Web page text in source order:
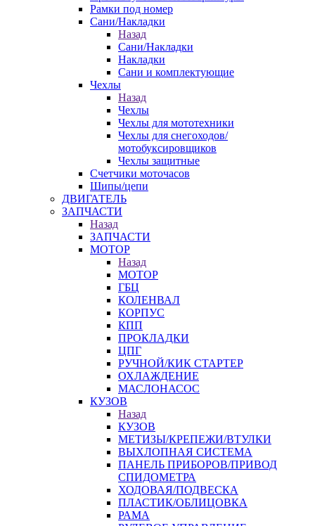
Рамки под номер
Сани/Накладки
Назад
Сани/Накладки
Накладки
Сани и комплектующие
Чехлы
Назад
Чехлы
Чехлы для мототехники
Чехлы для снегоходов/
мотобуксировщиков
Чехлы защитные
Счетчики моточасов
Шипы/цепи
ДВИГАТЕЛЬ
ЗАПЧАСТИ
Назад
ЗАПЧАСТИ
МОТОР
Назад
МОТОР
ГБЦ
КОЛЕНВАЛ
КОРПУС
КПП
ПРОКЛАДКИ
ЦПГ
РУЧНОЙ/КИК СТАРТЕР
ОХЛАЖДЕНИЕ
МАСЛОНАСОС
КУЗОВ
Назад
КУЗОВ
МЕТИЗЫ/КРЕПЕЖИ/ВТУЛКИ
ВЫХЛОПНАЯ СИСТЕМА
ПАНЕЛЬ ПРИБОРОВ/ПРИВОД
СПИДОМЕТРА
ХОДОВАЯ/ПОДВЕСКА
ПЛАСТИК/ОБЛИЦОВКА
РАМА